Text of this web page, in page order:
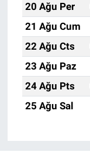
20 Ağu Per
21 Ağu Cum
22 Ağu Cts
23 Ağu Paz
24 Ağu Pts
25 Ağu Sal